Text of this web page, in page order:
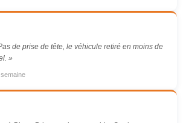
de prise de tête, le véhicule retiré en moins de
»